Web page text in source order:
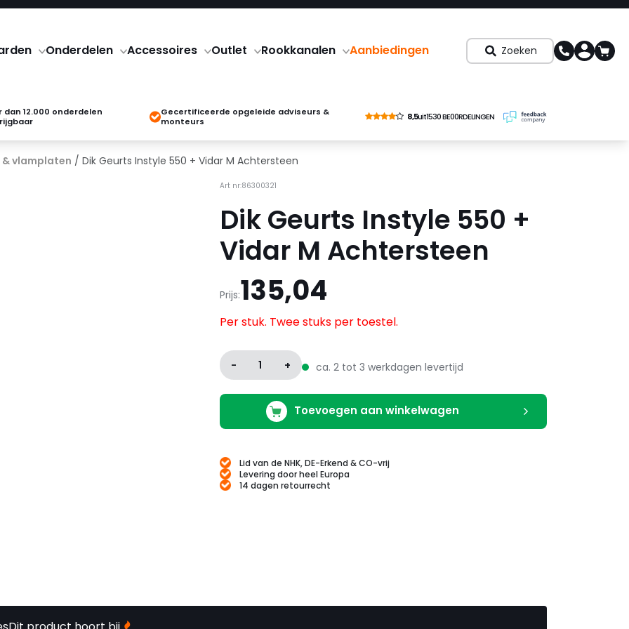
Onderdelen Accessoires Outlet Rookkanalen Aanbiedingen Zoeken
dan 12.000 onderdelen
Gecertificeerde opgeleide adviseurs &
monteurs
8,5uit1530 BE00RDELINGEN
& vlamplaten / Dik Geurts Instyle 550 + Vidar M Achtersteen
Art nr:86300321
Dik Geurts Instyle 550 +
Vidar M Achtersteen
Prijs:135,04
Per stuk. Twee stuks per toestel.
- 1 + ca. 2 tot 3 werkdagen levertijd
Toevoegen aan winkelwagen
Lid van de NHK, DE-Erkend & CO-vrij
Levering door heel Europa
14 dagen retourrecht